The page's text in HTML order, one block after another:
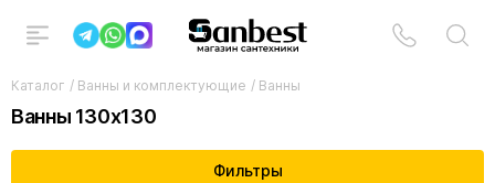
Каталог / Ванны и комплектующие / Ванны
Ванны 130x130
Фильтры